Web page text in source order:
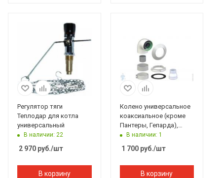
Регулятор тяги
Теплодар для котла
универсальный
В наличии: 22
2 970 руб./шт
В корзину
Колено универсальное
коаксиальное (кроме
Пантеры, Гепарда),
арт.U-01 (К-01) KRATS
Sibio
В наличии: 1
1 700руб./шт
В корзину